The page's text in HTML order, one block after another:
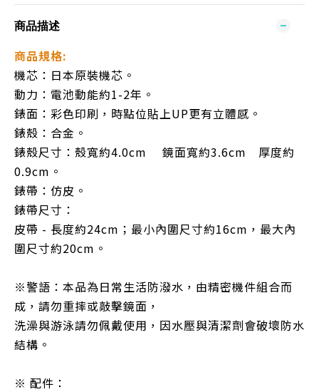
商品描述
商品規格:
機芯：日本原裝機芯。
動力：電池動能約1-2年。
錶面：彩色印刷，時點位貼上UP更有立體感。
錶殼：合金。
錶殼尺寸：殼寬約4.0cm 鏡面寬約3.6cm 厚度約
0.9cm。
錶帶：仿皮。
錶帶尺寸：
皮帶 - 長度約24cm；最小內圍尺寸約16cm，最大內
圍尺寸約20cm。
※警語：本品為日常生活防潑水，由精密機件組合而
成，請勿重摔或敲擊鏡面，
洗澡與游泳請勿佩戴使用，因水壓與清潔劑會破壞防水
結構。
※ 配件：